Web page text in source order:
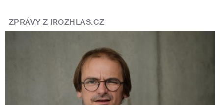
ZPRÁVY Z IROZHLAS.CZ